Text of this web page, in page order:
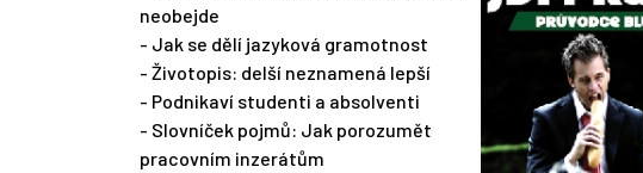
neobejde
- Jak se dělí jazyková gramotnost
- Životopis: delší neznamená lepší
- Podnikaví studenti a absolventi
- Slovníček pojmů: Jak porozumět
pracovním inzerátům